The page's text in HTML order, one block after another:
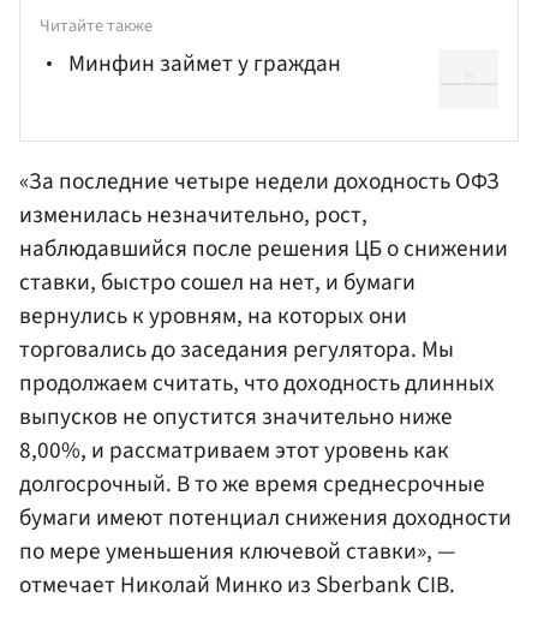
Читайте также
Минфин займет у граждан
«За последние четыре недели доходность ОФЗ
изменилась незначительно, рост,
наблюдавшийся после решения ЦБ о снижении
ставки, быстро сошел на нет, и бумаги
вернулись к уровням, на которых они
торговались до заседания регулятора. Мы
продолжаем считать, что доходность длинных
выпусков не опустится значительно ниже
8,00%, и рассматриваем этот уровень как
долгосрочный. В то же время среднесрочные
бумаги имеют потенциал снижения доходности
по мере уменьшения ключевой ставки», —
отмечает Николай Минко из Sberbank CIB.